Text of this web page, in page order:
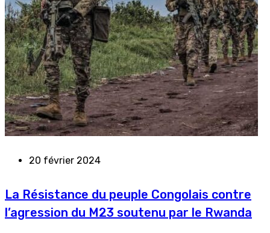
20 février 2024
La Résistance du peuple Congolais contre
l’agression du M23 soutenu par le Rwanda